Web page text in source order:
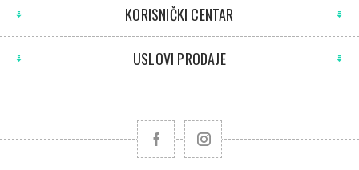
KORISNIČKI CENTAR
USLOVI PRODAJE